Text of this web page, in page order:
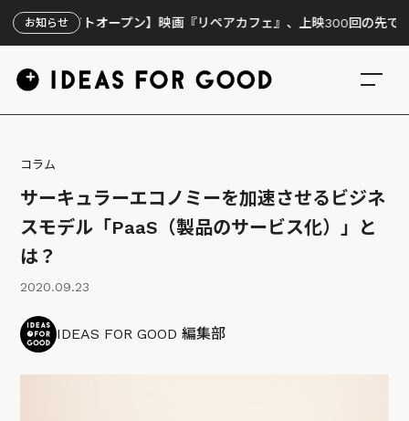
お知らせ
イトオープン】映画『リペアカフェ』、上映300回の先で見えてきた
コラム
サーキュラーエコノミーを加速させるビジネ
スモデル「PaaS（製品のサービス化）」と
は？
2020.09.23
IDEAS FOR GOOD 編集部